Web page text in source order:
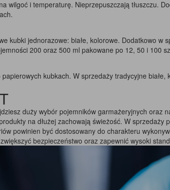
wilgoć i temperaturę. Nieprzepuszczają tłuszczu.
kubki jednorazowe: białe, kolorowe. Dodatkowo
200 oraz 500 ml pakowane po 12, 50 i 100
kubkach. W sprzedaży tradycyjne
duży wybór pojemników garmażeryjnych
na dłużej zachowają świeżość. W
powinien być dostosowany do charakteru
bezpieczeństwo oraz zapewnić wysoki